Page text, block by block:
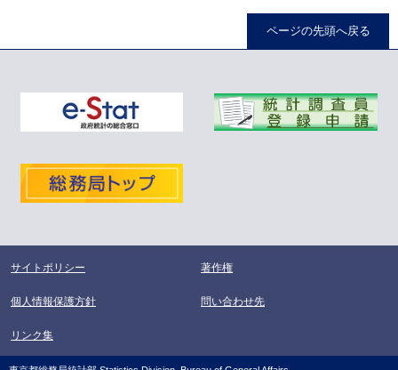
ページの先頭へ戻る
サイトポリシー 著作権
個人情報保護方針 問い合わせ先
リンク集